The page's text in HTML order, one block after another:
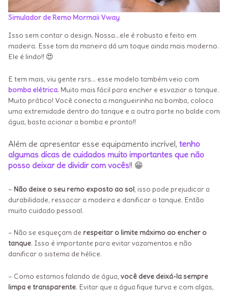
Simulador de Remo Mormaii Vway
Isso sem contar o design. Nossa…ele é robusto e feito em
madeira. Esse tom da maneira dá um toque ainda mais moderno.
Ele é lindo!! 😍
E tem mais, viu gente rsrs… esse modelo também veio com
bomba elétrica. Muito mais fácil para encher e esvaziar o tanque.
Muito prático! Você conecta a mangueirinha na bomba, coloca
uma extremidade dentro do tanque e a outra parte no balde com
água, basta acionar a bomba e pronto!!
Além de apresentar esse equipamento incrível, tenho
algumas dicas de cuidados muito importantes que não
posso deixar de dividir com vocês!! 😁
– Não deixe o seu remo exposto ao sol, isso pode prejudicar a
durabilidade, ressacar a madeira e danificar o tanque. Então
muito cuidado pessoal.
– Não se esqueçam de respeitar o limite máximo ao encher o
tanque. Isso é importante para evitar vazamentos e não
danificar o sistema de hélice.
– Como estamos falando de água, você deve deixá-la sempre
limpa e transparente. Evitar que a água fique turva e com algas,